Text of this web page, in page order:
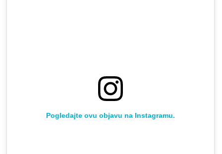
Pogledajte ovu objavu na Instagramu.